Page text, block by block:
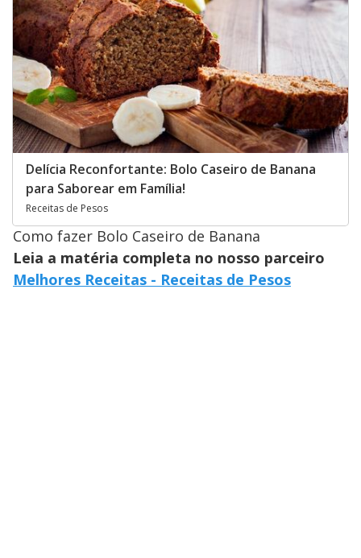
Delícia Reconfortante: Bolo Caseiro de Banana
para Saborear em Família!
Receitas de Pesos
Como fazer Bolo Caseiro de Banana
Leia a matéria completa no nosso parceiro
Melhores Receitas - Receitas de Pesos